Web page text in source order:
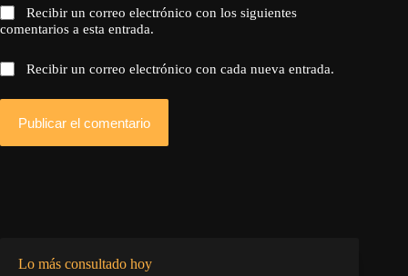
Recibir un correo electrónico con los siguientes
comentarios a esta entrada.
Recibir un correo electrónico con cada nueva entrada.
Publicar el comentario
Lo más consultado hoy